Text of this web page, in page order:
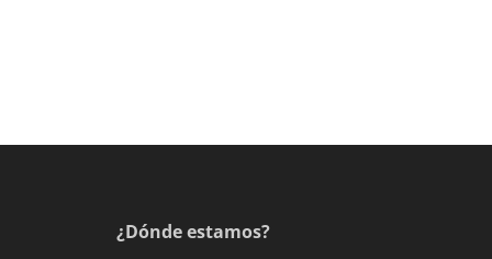
¿Dónde estamos?